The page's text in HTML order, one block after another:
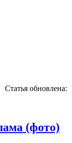
Статья обновлена:
(фото)